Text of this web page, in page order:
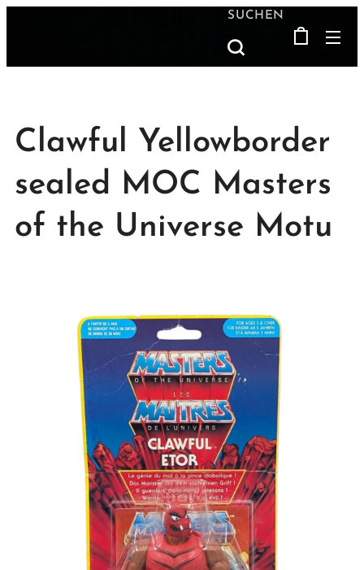
SUCHEN
Clawful Yellowborder
sealed MOC Masters
of the Universe Motu